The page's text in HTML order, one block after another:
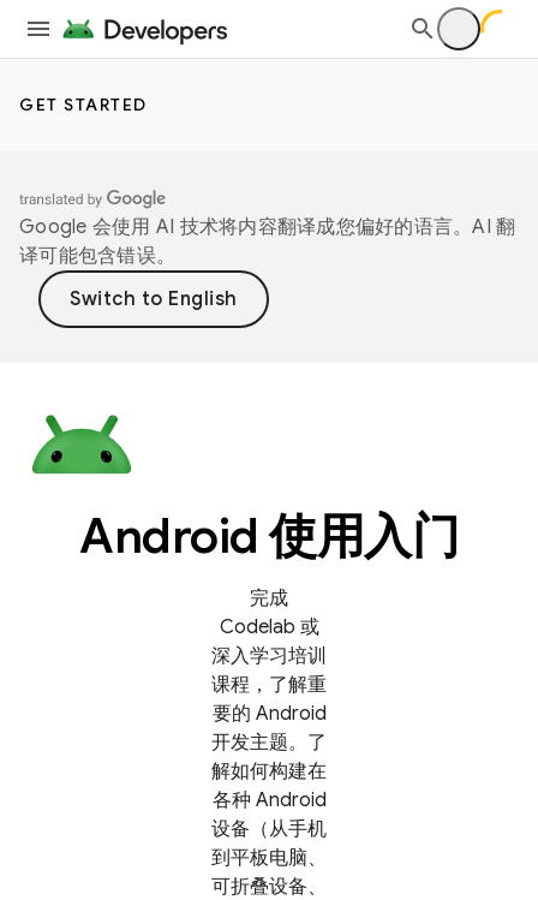
GET STARTED
Google 会使用 AI 技术将内容翻译成您偏好的语言。AI 翻
译可能包含错误。
Android 使用入门
完成
Codelab 或
深入学习培训
课程，了解重
要的 Android
开发主题。了
解如何构建在
各种 Android
设备（从手机
到平板电脑、
可折叠设备、